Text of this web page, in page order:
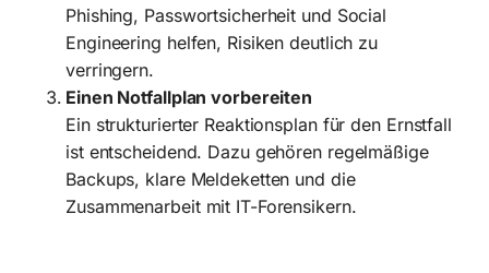
Phishing, Passwortsicherheit und Social
Engineering helfen, Risiken deutlich zu
verringern.
Einen Notfallplan vorbereiten
Ein strukturierter Reaktionsplan für den Ernstfall
ist entscheidend. Dazu gehören regelmäßige
Backups, klare Meldeketten und die
Zusammenarbeit mit IT-Forensikern.